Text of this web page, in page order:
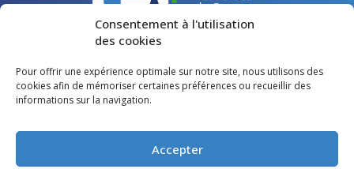
Consentement à l'utilisation
des cookies
Pour offrir une expérience optimale sur notre site, nous utilisons des
cookies afin de mémoriser certaines préférences ou recueillir des
informations sur la navigation.
Accepter
Accueil
Votre canton
Lire et voir
Agir pour la Gironde
Restons en contact